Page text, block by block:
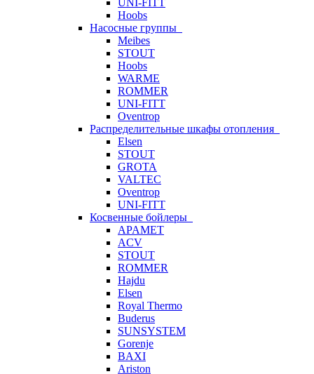
UNI-FITT
Hoobs
Насосные группы
Meibes
STOUT
Hoobs
WARME
ROMMER
UNI-FITT
Oventrop
Распределительные шкафы отопления
Elsen
STOUT
GROTA
VALTEC
Oventrop
UNI-FITT
Косвенные бойлеры
APAMET
ACV
STOUT
ROMMER
Hajdu
Elsen
Royal Thermo
Buderus
SUNSYSTEM
Gorenje
BAXI
Ariston